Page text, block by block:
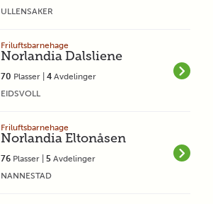
ULLENSAKER
Friluftsbarnehage
Norlandia Dalsliene
70 Plasser | 4 Avdelinger
EIDSVOLL
Friluftsbarnehage
Norlandia Eltonåsen
76 Plasser | 5 Avdelinger
NANNESTAD